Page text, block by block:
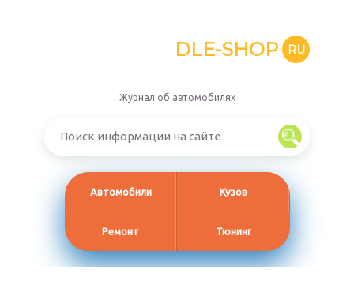
DLE-SHOP RU
Журнал об автомобилях
Автомобили Кузов
Ремонт Тюнинг